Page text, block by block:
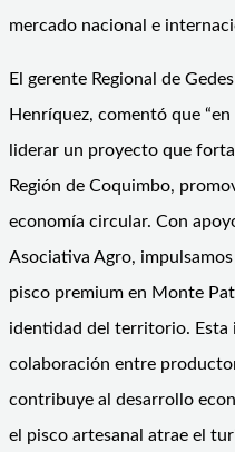
mercado nacional e
El gerente Regional de
Henríquez, comentó que
liderar un proyecto que
Región de Coquimbo,
economía circular. Con
Asociativa Agro,
pisco premium en Monte
identidad del territorio. Esta
colaboración entre
contribuye al desarrollo
el pisco artesanal atrae el